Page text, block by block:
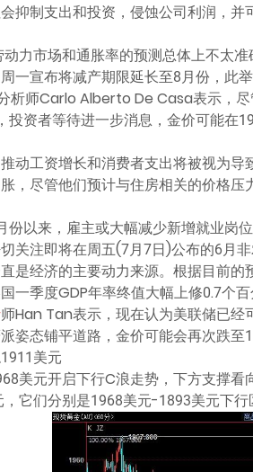
抑制支出和投资，侵蚀公司利润，
力市场和通胀率的预测总体上不太
一宣布将减产期限延长至8月份，此
析师Carlo Alberto De Casa表示，
资者等待进一步消息，金价可能在
动工资增长和消费者支出将被视为
，尽管他们预计与住房相关的价格
份以来，雇主或大幅减少新增就业岗
关注即将在周五(7月7日)公布的6月
是经济的主要动力来源。根据目前的
一季度GDP年率终值大幅上修0.7个百
师Han Tan表示，现在认为美联储已经
姿态铺平道路，金价可能会再次跌至
美元
美元开启下行C浪走势，下方支撑
它们分别是1968美元-1893美元下行